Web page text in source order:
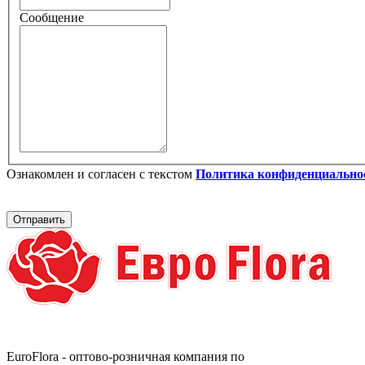
Сообщение
Ознакомлен и согласен с текстом Политика
EuroFlora - оптово-розничная компания по